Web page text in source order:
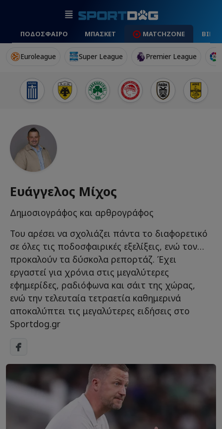
ΠΟΔΟΣΦΑΙΡΟ ΜΠΑΣΚΕΤ MATCHZONE
Euroleague Super League Premier League
Ευάγγελος Μίχος
Δημοσιογράφος και αρθρογράφος
Του αρέσει να σχολιάζει πάντα το διαφορετικό
σε όλες τις ποδοσφαιρικές εξελίξεις, ενώ τον…
προκαλούν τα δύσκολα ρεπορτάζ. Έχει
εργαστεί για χρόνια στις μεγαλύτερες
εφημερίδες, ραδιόφωνα και σάιτ της χώρας,
ενώ την τελευταία τετραετία καθημερινά
αποκαλύπτει τις μεγαλύτερες ειδήσεις στο
Sportdog.gr